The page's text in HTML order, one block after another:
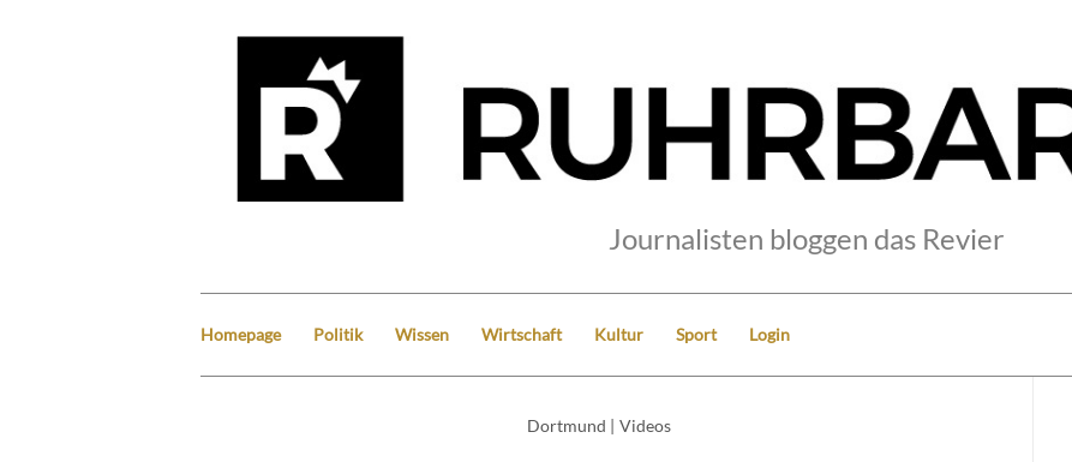
Journalisten bloggen das Revier
Homepage Politik Wissen Wirtschaft Kultur Sport Login
Dortmund | Videos